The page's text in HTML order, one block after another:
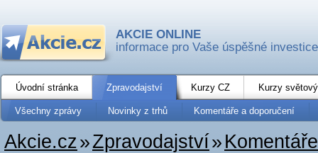
AKCIE ONLINE
informace pro Vaše úspěšné investice
Úvodní stránka Zpravodajství Kurzy CZ Kurzy
Všechny zprávy Novinky z trhů Komentáře a doporučení
Akcie.cz»Zpravodajství»